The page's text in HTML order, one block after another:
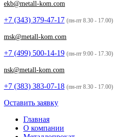
ekb@metall-kom.com
+7 (343) 379-47-17 (пн-пт 8.30 - 17.00)
msk@metall-kom.com
+7 (499) 500-14-19 (пн-пт 9:00 - 17.30)
nsk@metall-kom.com
+7 (383) 383-07-18 (пн-пт 8.30 - 17.00)
Оставить заявку
Главная
О компании